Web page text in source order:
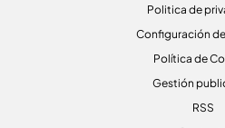
Politica de
Configuración
Política de
Gestión
RSS